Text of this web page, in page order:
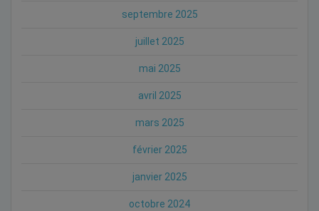
septembre 2025
juillet 2025
mai 2025
avril 2025
mars 2025
février 2025
janvier 2025
octobre 2024